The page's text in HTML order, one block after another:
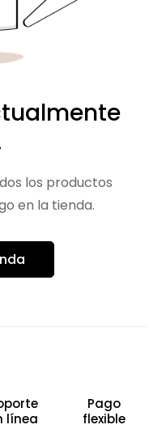
los productos
en la tienda.
línea
Pago
flexible